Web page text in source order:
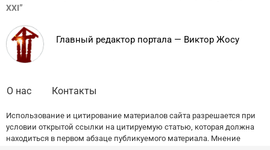
XXI”
Главный редактор портала — Виктор Жосу
О нас Контакты
Использование и цитирование материалов сайта разрешается при
условии открытой ссылки на цитируемую статью, которая должна
находиться в первом абзаце публикуемого материала. Мнение